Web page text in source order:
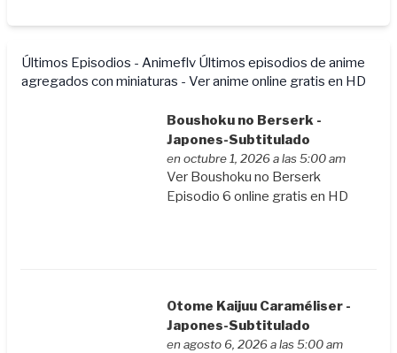
Últimos Episodios - Animeflv Últimos episodios de anime
agregados con miniaturas - Ver anime online gratis en HD
Boushoku no Berserk -
Japones-Subtitulado
en octubre 1, 2026 a las 5:00 am
Ver Boushoku no Berserk
Episodio 6 online gratis en HD
Otome Kaijuu Caraméliser -
Japones-Subtitulado
en agosto 6, 2026 a las 5:00 am